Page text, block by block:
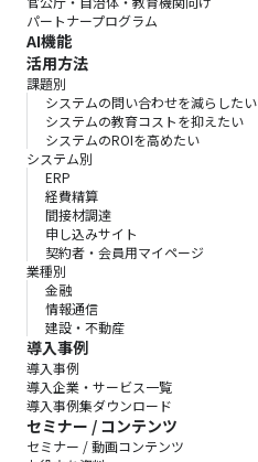
パートナープログラム
AI機能
活用方法
課題別
システムの問い合わせを減らしたい
システムの教育コストを抑えたい
システムのROIを高めたい
システム別
ERP
経費精算
間接材調達
申し込みサイト
契約者・会員用マイページ
業種別
金融
情報通信
建設・不動産
導入事例
導入事例
導入企業・サービス一覧
導入事例集ダウンロード
セミナー / コンテンツ
セミナー / 動画コンテンツ